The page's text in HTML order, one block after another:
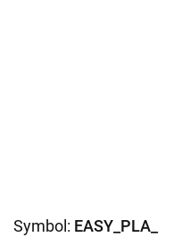
Symbol: EASY_PLA_